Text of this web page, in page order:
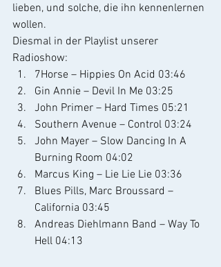
lieben, und solche, die ihn kennenlernen
wollen.
Diesmal in der Playlist unserer
Radioshow:
7Horse – Hippies On Acid 03:46
Gin Annie – Devil In Me 03:25
John Primer – Hard Times 05:21
Southern Avenue – Control 03:24
John Mayer – Slow Dancing In A
Burning Room 04:02
Marcus King – Lie Lie Lie 03:36
Blues Pills, Marc Broussard –
California 03:45
Andreas Diehlmann Band – Way To
Hell 04:13